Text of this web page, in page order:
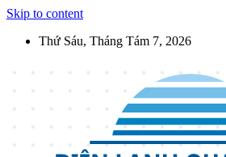
Skip to content
Thứ Sáu, Tháng Tám 7, 2026